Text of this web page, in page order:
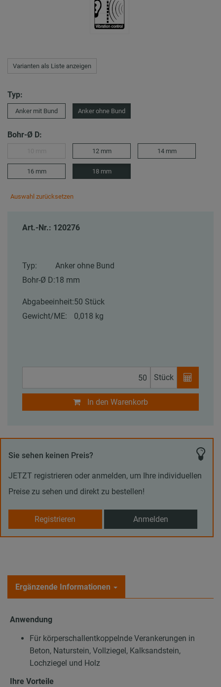
Varianten als Liste anzeigen
Typ:
Anker mit Bund Anker ohne Bund
Bohr-Ø D:
12 mm 14 mm
16 mm 18 mm
Auswahl zurücksetzen
Art.-Nr.: 120276
Typ:
Anker ohne Bund
Bohr-Ø D:18 mm
Abgabeeinheit:50 Stück
Gewicht/ME:
0,018 kg
Stück
In den Warenkorb
Sie sehen keinen Preis?
JETZT registrieren oder anmelden, um Ihre individuellen
Preise zu sehen und direkt zu bestellen!
Registrieren Anmelden
Ergänzende Informationen
Anwendung
Für körperschallentkoppelnde Verankerungen in
Beton, Naturstein, Vollziegel, Kalksandstein,
Lochziegel und Holz
Ihre Vorteile